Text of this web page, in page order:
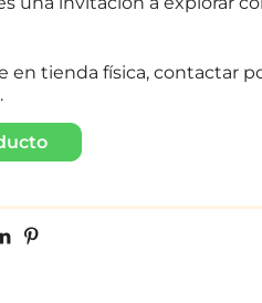
en tienda física, contactar